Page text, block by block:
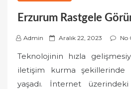
Erzurum Rastgele
Admin
P
s
t
e
Aralık 22, 2023 No
Teknolojinin hızla
iletişim kurma şekillerinde
yaşadı. İnternet